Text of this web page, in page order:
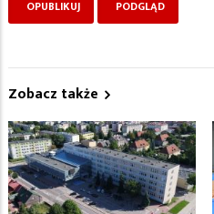
Zobacz także